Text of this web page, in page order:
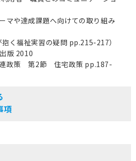
マや達成課題へ向けての取り組み
く福祉実習の疑問 pp.215-217）
版 2010
連政策 第2節 住宅政策 pp.187-
項